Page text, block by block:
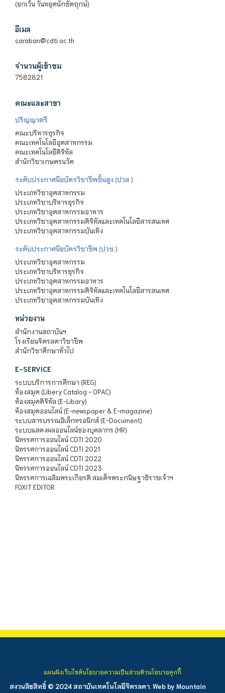
(ยกเว้น วันหยุดนักขัตฤกษ์)
อีเมล
saraban@cdti.ac.th
จำนวนผู้เข้าชม
7582821
คณะและสาขา
ปริญญาตรี
คณะบริหารธุรกิจ
คณะเทคโนโลยีอุตสาหกรรม
คณะเทคโนโลยีดิจิทัล
สำนักวิชาเกษตรนวัต
ระดับประกาศนียบัตรวิชาชีพชั้นสูง (ปวส.)
ประเภทวิชาอุตสาหกรรม
ประเภทวิชาบริหารธุรกิจ
ประเภทวิชาอุตสาหกรรมอาหาร
ประเภทวิชาอุตสาหกรรมดิจิทัลและเทคโนโลยีสารสนเทศ
ประเภทวิชาอุตสาหกรรมบันเทิง
ระดับประกาศนียบัตรวิชาชีพ (ปวช.)
ประเภทวิชาอุตสาหกรรม
ประเภทวิชาบริหารธุรกิจ
ประเภทวิชาอุตสาหกรรมอาหาร
ประเภทวิชาอุตสาหกรรมดิจิทัลและเทคโนโลยีสารสนเทศ
ประเภทวิชาอุตสาหกรรมบันเทิง
หน่วยงาน
สำนักงานสถาบันฯ
โรงเรียนจิตรลดาวิชาชีพ
สำนักวิชาศึกษาทั่วไป
E-SERVICE
ระบบบริการการศึกษา (REG)
ห้องสมุด (Libery Catalog - OPAC)
ห้องสมุดดิจิทัล (E-Libary)
ห้องสมุดออนไลน์ (E-newspaper & E-magazine)
ระบบสารบรรณอิเล็กทรอนิกส์ (E-Document)
ระบบแสดงผลออนไลน์ของบุคลากร (HR)
นิทรรศการออนไลน์ CDTI 2020
นิทรรศการออนไลน์ CDTI 2021
นิทรรศการออนไลน์ CDTI 2022
นิทรรศการออนไลน์ CDTI 2023
นิทรรศการเฉลิมพระเกียรติ สมเด็จพระกนิษฐาธิราชเจ้าฯ
FOXIT EDITOR
สงวนลิขสิทธิ์ © 2024 สถาบันเทคโนโลยีจิตรลดา. Web by Mountain
แผนผังเว็บไซต์นโยบายความเป็นส่วนตัวนโยบายคุกกี้